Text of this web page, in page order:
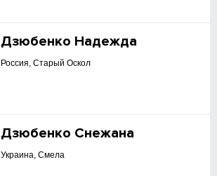
Дзюбенко Надежда
Россия, Старый Оскол
Дзюбенко Снежана
Украина, Смела